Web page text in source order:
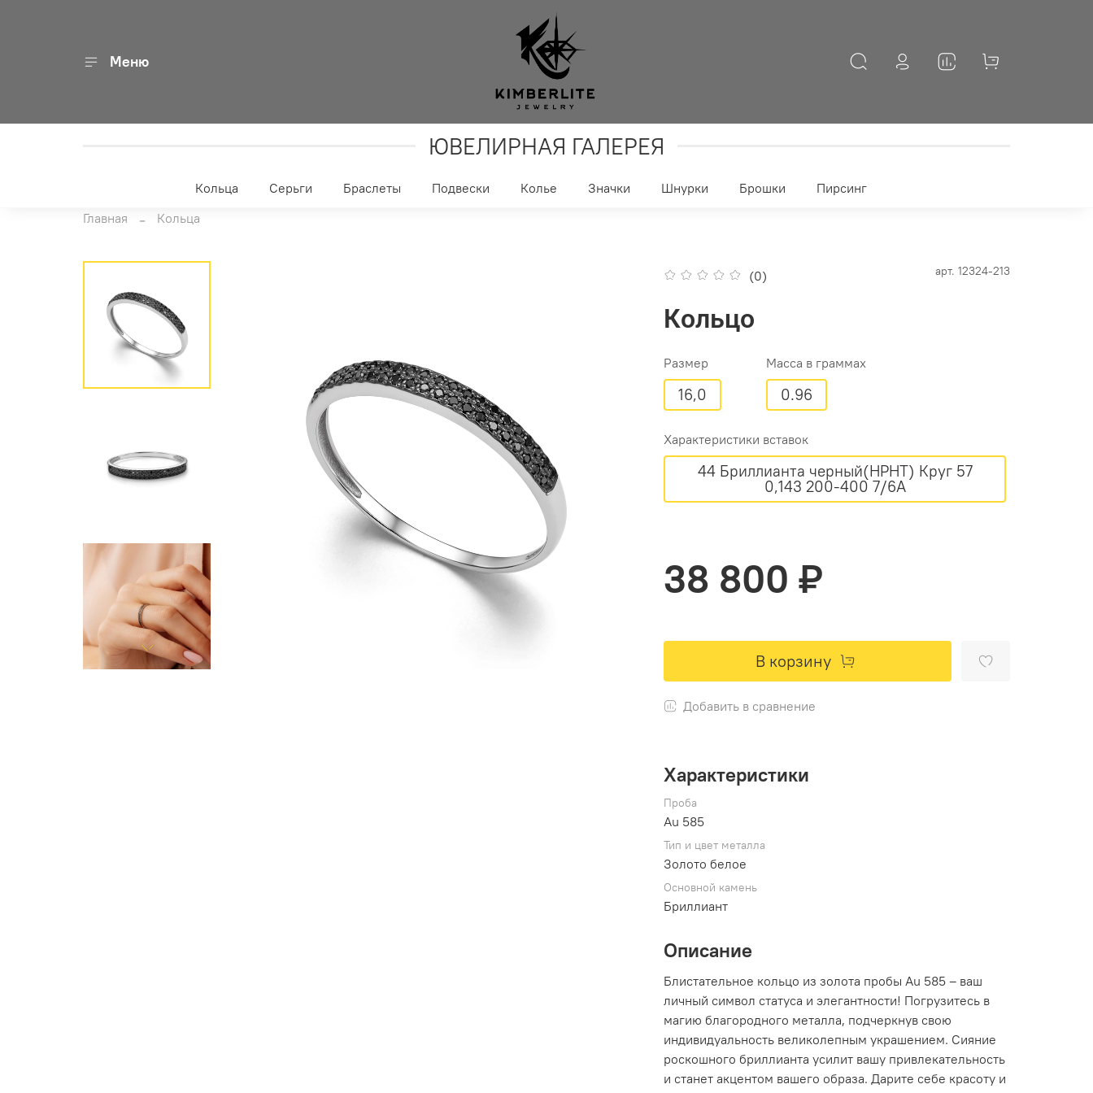
Меню
ЮВЕЛИРНАЯ ГАЛЕРЕЯ
Кольца Серьги Браслеты Подвески Колье Значки Шнурки Брошки
Пирсинг
Главная
Кольца
(0) арт. 12324-213
Кольцо
Размер
16,0
Масса в граммах
0.96
Характеристики вставок
44 Бриллианта черный(HPHT) Круг 57
0,143 200-400 7/6А
38 800 ₽
В корзину
Добавить в сравнение
Характеристики
Проба
Au 585
Тип и цвет металла
Золото белое
Основной камень
Бриллиант
Описание
Блистательное кольцо из золота пробы Au 585 – ваш
личный символ статуса и элегантности! Погрузитесь в
магию благородного металла, подчеркнув свою
индивидуальность великолепным украшением. Сияние
роскошного бриллианта усилит вашу привлекательность
и станет акцентом вашего образа. Дарите себе красоту и